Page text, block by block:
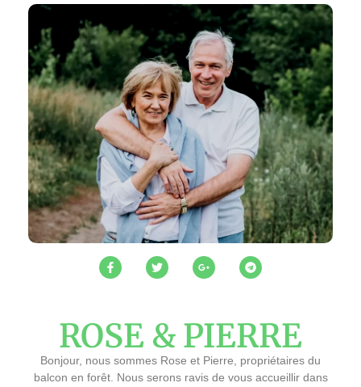
ROSE & PIERRE
Bonjour, nous sommes Rose et Pierre, propriétaires du
balcon en forêt. Nous serons ravis de vous accueillir dans